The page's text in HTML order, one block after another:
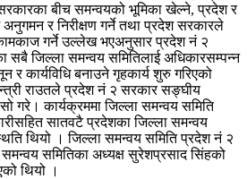
बीच समन्वयको भूमिका खेल्ने, प्रदेश र
र निरीक्षण गर्ने तथा प्रदेश सरकारले
गर्ने उल्लेख भएअनुसार प्रदेश नं २
जिल्ला समन्वय समितिलाई अधिकारसम्पन्न
कार्यविधि बनाउने गृहकार्य शुरु गरिएको
राउतले प्रदेश नं २ सरकार सङ्घीय
गरे। कार्यक्रममा जिल्ला समन्वय समिति
सातवटै प्रदेशका जिल्ला समन्वय
थियो । जिल्ला समन्वय समिति प्रदेश नं २
समन्वय समितिका अध्यक्ष सुरेशप्रसाद सिंहको
थियो ।